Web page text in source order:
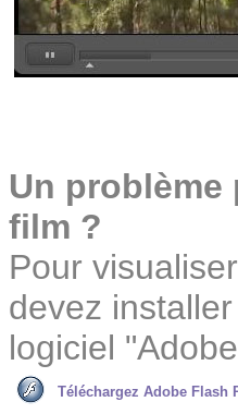
Un
film ?
Pour
devez
logiciel
Téléchargez Adobe Flash